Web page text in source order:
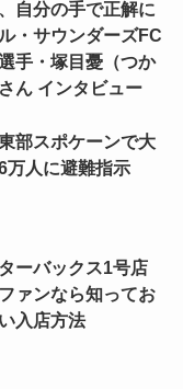
自分の手で正解に
・サウンダーズFC
手・塚目憂（つか
ん インタビュー
部スポケーンで大
万人に避難指示
ーバックス1号店
ァンなら知ってお
入店方法